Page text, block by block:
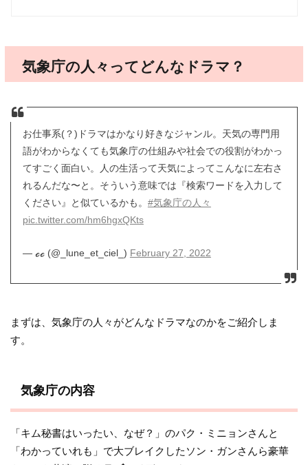
気象庁の人々ってどんなドラマ？
お仕事系(？)ドラマはかなり好きなジャンル。天気の専門用
語がわからなくても気象庁の仕組みや社会での役割がわかっ
てすごく面白い。人の生活って天気によってこんなに左右さ
れるんだな〜と。そういう意味では『検索ワードを入力して
ください』と似ているかも。 #気象庁の人々
pic.twitter.com/hm6hgxQKts
— ℴℴ (@_lune_et_ciel_) February 27, 2022
まずは、気象庁の人々がどんなドラマなのかをご紹介しま
す。
気象庁の内容
「キム秘書はいったい、なぜ？」のパク・ミニョンさんと
「わかっていれも」で大ブレイクしたソン・ガンさんら豪華